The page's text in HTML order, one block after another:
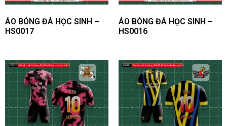
| Bộ sưu tập logo áo bóng
đá thiết kế của WinFly
Sport.
Logo đội bóng là biểu tượng không thể thiếu của các
ÁO BÓNG ĐÁ HỌC SINH –
HS0017
ÁO BÓNG ĐÁ HỌC SINH –
HS0016